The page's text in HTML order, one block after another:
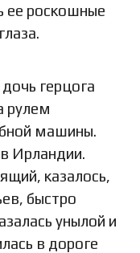
ее роскошные
герцога
рулем
машины.
Ирландии.
казалось,
быстро
унылой и
в дороге